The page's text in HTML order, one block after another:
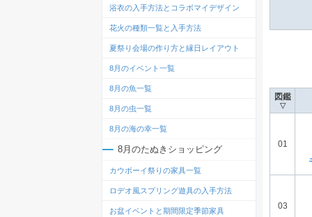
図鑑
▽
01
03
浴衣の入手方法とコラボマイデザイン
花火の種類一覧と入手方法
夏祭り会場の作り方と縁日レイアウト
8月のイベント一覧
8月の魚一覧
8月の虫一覧
8月の海の幸一覧
8月のたぬきショッピング
カウボーイ祭りの家具一覧
ロデオ風スプリング遊具の入手方法
お盆イベントと期間限定季節家具